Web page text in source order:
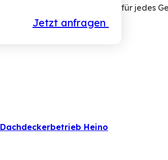
Jetzt anfragen
für jedes
Dachdeckerbetrieb Heino